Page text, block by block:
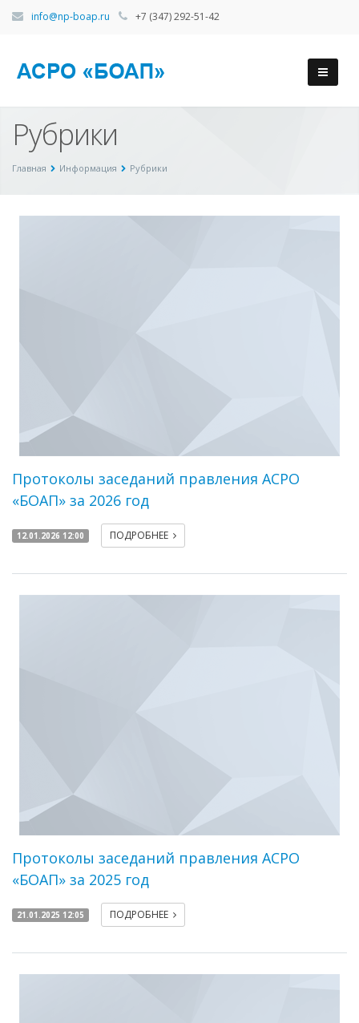
info@np-boap.ru +7 (347) 292-51-42
Рубрики
Главная Информация Рубрики
Протоколы заседаний правления АСРО
«БОАП» за 2026 год
12.01.2026 12:00 ПОДРОБНЕЕ
Протоколы заседаний правления АСРО
«БОАП» за 2025 год
21.01.2025 12:05 ПОДРОБНЕЕ